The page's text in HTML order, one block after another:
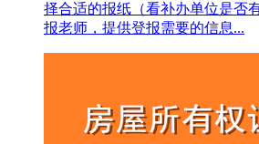
择合适的报纸（看补办单位是否
报老师，提供登报需要的信息...